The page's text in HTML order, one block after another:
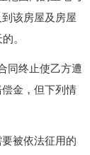
该房屋及房屋
。
终止使乙方遭
金，但下列情
被依法征用的